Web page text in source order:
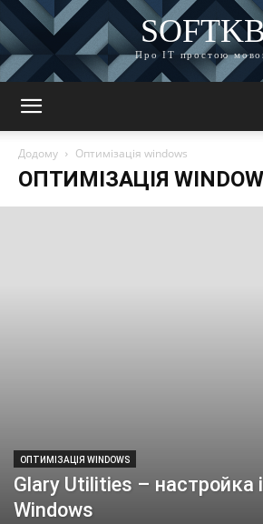
Про ІТ простою
Додому Оптимізація windows
ОПТИМІЗАЦІЯ
ОПТИМІЗАЦІЯ WINDOWS
Glary Utilities – настройка
Windows